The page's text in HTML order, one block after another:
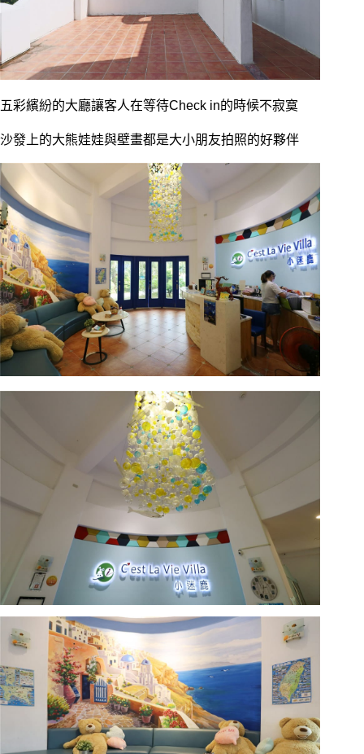
五彩繽紛的大廳讓客人在等待Check in的時候不寂寞
沙發上的大熊娃娃與壁畫都是大小朋友拍照的好夥伴